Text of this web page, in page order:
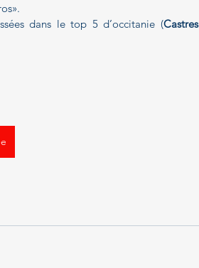
dans le top 5 d’occitanie (Castres